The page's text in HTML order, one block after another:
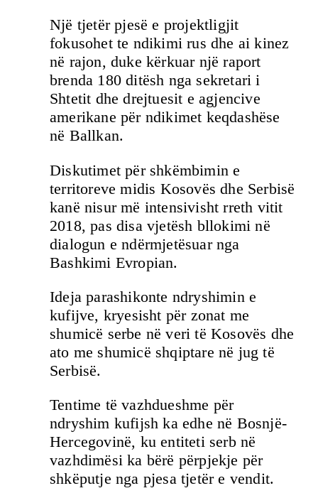
Një tjetër pjesë e projektligjit
fokusohet te ndikimi rus dhe ai kinez
në rajon, duke kërkuar një raport
brenda 180 ditësh nga sekretari i
Shtetit dhe drejtuesit e agjencive
amerikane për ndikimet keqdashëse
në Ballkan.
Diskutimet për shkëmbimin e
territoreve midis Kosovës dhe Serbisë
kanë nisur më intensivisht rreth vitit
2018, pas disa vjetësh bllokimi në
dialogun e ndërmjetësuar nga
Bashkimi Evropian.
Ideja parashikonte ndryshimin e
kufijve, kryesisht për zonat me
shumicë serbe në veri të Kosovës dhe
ato me shumicë shqiptare në jug të
Serbisë.
Tentime të vazhdueshme për
ndryshim kufijsh ka edhe në Bosnjë-
Hercegovinë, ku entiteti serb në
vazhdimësi ka bërë përpjekje për
shkëputje nga pjesa tjetër e vendit.